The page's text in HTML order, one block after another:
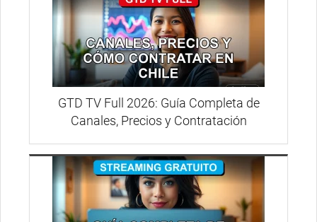
GTD TV Full 2026: Guía Completa de
Canales, Precios y Contratación